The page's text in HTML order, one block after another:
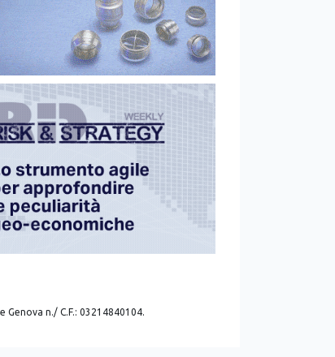
Genova n./ C.F.: 03214840104.